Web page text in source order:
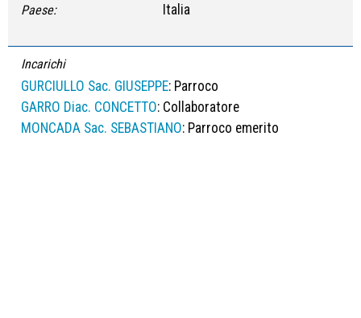
Paese: Italia
Incarichi
GURCIULLO Sac. GIUSEPPE: Parroco
GARRO Diac. CONCETTO: Collaboratore
MONCADA Sac. SEBASTIANO: Parroco emerito